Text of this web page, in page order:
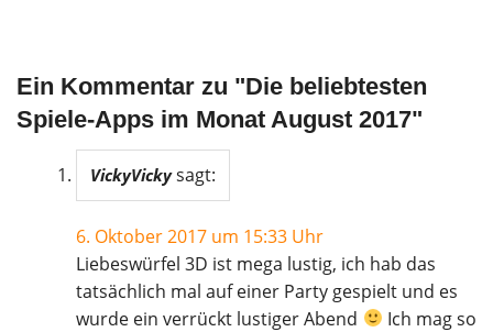
Ein Kommentar zu "Die beliebtesten
Spiele-Apps im Monat August 2017"
VickyVicky sagt:
6. Oktober 2017 um 15:33 Uhr
Liebeswürfel 3D ist mega lustig, ich hab das
tatsächlich mal auf einer Party gespielt und es
wurde ein verrückt lustiger Abend
Ich mag so